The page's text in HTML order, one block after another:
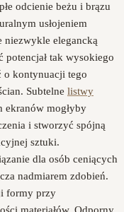
odcienie beżu i brązu
usłojeniem
niezwykle elegancką
potencjał tak wysokiego
o kontynuacji tego
Subtelne listwy
ekranów mogłyby
i stworzyć spójną
sztuki.
dla osób ceniących
nadmiarem zdobień.
formy przy